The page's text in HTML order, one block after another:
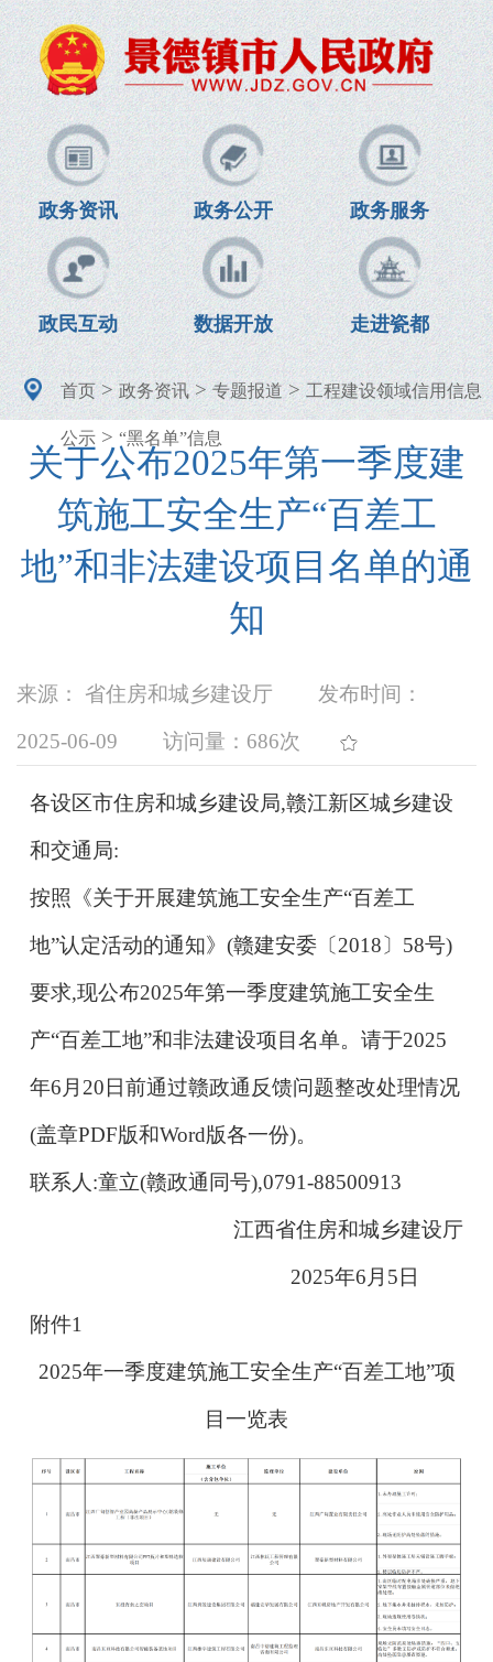
政务资讯 政务公开 政务服务
政民互动 数据开放 走进瓷都
首页>政务资讯>专题报道>工程建设领域信用信息
公示> “黑名单”信息
关于公布2025年第一季度建
筑施工安全生产“百差工
地”和非法建设项目名单的通
知
来源： 省住房和城乡建设厅 发布时间：
2025-06-09 访问量： 686次
各设区市住房和城乡建设局,赣江新区城乡建设
和交通局:
按照《关于开展建筑施工安全生产“百差工
地”认定活动的通知》(赣建安委〔2018〕58号)
要求,现公布2025年第一季度建筑施工安全生
产“百差工地”和非法建设项目名单。请于2025
年6月20日前通过赣政通反馈问题整改处理情况
(盖章PDF版和Word版各一份)。
联系人:童立(赣政通同号),0791-88500913
江西省住房和城乡建设厅
2025年6月5日
附件1
2025年一季度建筑施工安全生产“百差工地”项
目一览表